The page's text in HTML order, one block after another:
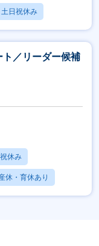
土日祝休み
ト／リーダー候補
休み
休・育休あり